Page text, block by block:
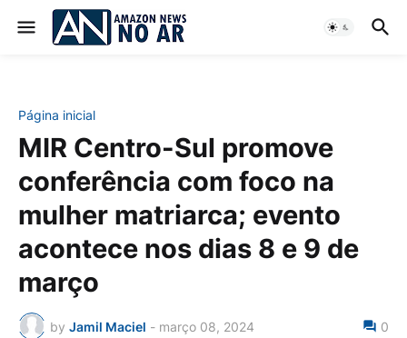
Página inicial
MIR Centro-Sul promove
conferência com foco na
mulher matriarca; evento
acontece nos dias 8 e 9 de
março
by Jamil Maciel - março 08, 2024 0